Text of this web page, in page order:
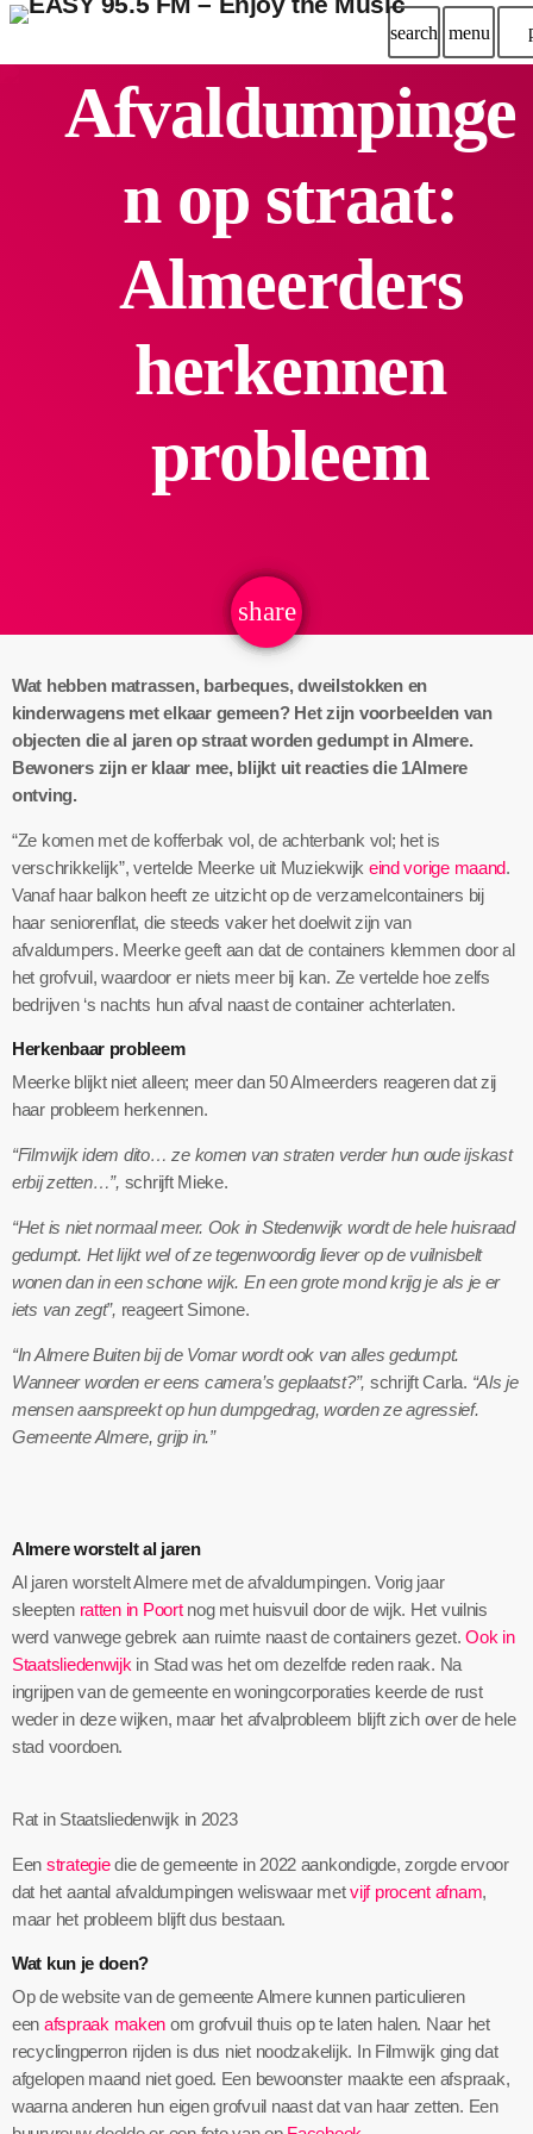
search menu
Afvaldumpinge
n op straat:
Almeerders
herkennen
probleem
share
email
Wat hebben matrassen, barbeques, dweilstokken en
kinderwagens met elkaar gemeen? Het zijn voorbeelden van
objecten die al jaren op straat worden gedumpt in Almere.
Bewoners zijn er klaar mee, blijkt uit reacties die 1Almere
ontving.
“Ze komen met de kofferbak vol, de achterbank vol; het is
verschrikkelijk”, vertelde Meerke uit Muziekwijk eind vorige maand.
Vanaf haar balkon heeft ze uitzicht op de verzamelcontainers bij
haar seniorenflat, die steeds vaker het doelwit zijn van
afvaldumpers. Meerke geeft aan dat de containers klemmen door al
het grofvuil, waardoor er niets meer bij kan. Ze vertelde hoe zelfs
bedrijven ‘s nachts hun afval naast de container achterlaten.
Herkenbaar probleem
Meerke blijkt niet alleen; meer dan 50 Almeerders reageren dat zij
haar probleem herkennen.
“Filmwijk idem dito… ze komen van straten verder hun oude ijskast
erbij zetten…”, schrijft Mieke.
“Het is niet normaal meer. Ook in Stedenwijk wordt de hele huisraad
gedumpt. Het lijkt wel of ze tegenwoordig liever op de vuilnisbelt
wonen dan in een schone wijk. En een grote mond krijg je als je er
iets van zegt”, reageert Simone.
“In Almere Buiten bij de Vomar wordt ook van alles gedumpt.
Wanneer worden er eens camera’s geplaatst?”, schrijft Carla. “Als je
mensen aanspreekt op hun dumpgedrag, worden ze agressief.
Gemeente Almere, grijp in.”
Almere worstelt al jaren
Al jaren worstelt Almere met de afvaldumpingen. Vorig jaar
sleepten ratten in Poortnog met huisvuil door de wijk. Het vuilnis
werd vanwege gebrek aan ruimte naast de containers gezet.Ook in
Staatsliedenwijk in Stad was het om dezelfde reden raak. Na
ingrijpen van de gemeente en woningcorporaties keerde de rust
weder in deze wijken, maar het afvalprobleem blijft zich over de hele
stad voordoen.
Rat in Staatsliedenwijk in 2023
Een strategiedie de gemeente in 2022 aankondigde, zorgde ervoor
dat het aantal afvaldumpingen weliswaar metvijf procent afnam,
maar het probleem blijft dus bestaan.
Wat kun je doen?
Op de website van de gemeente Almere kunnen particulieren
een afspraak maken om grofvuil thuis op te laten halen. Naar het
recyclingperron rijden is dus niet noodzakelijk. In Filmwijk ging dat
afgelopen maand niet goed. Een bewoonster maakte een afspraak,
waarna anderen hun eigen grofvuil naast dat van haar zetten. Een